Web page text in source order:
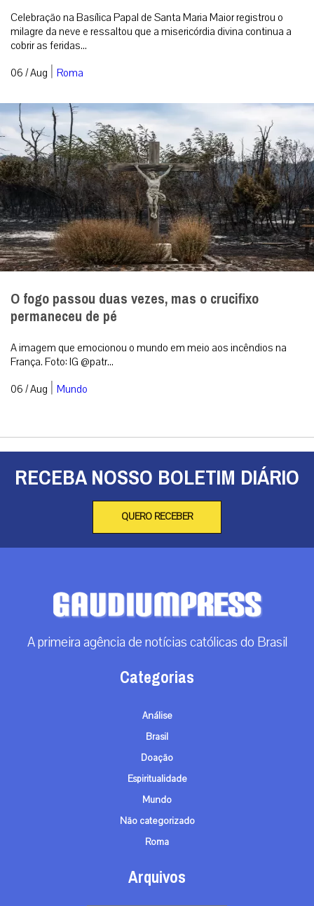
Celebração na Basílica Papal de Santa Maria Maior registrou o
milagre da neve e ressaltou que a misericórdia divina continua a
cobrir as feridas...
06 / Aug | Roma
O fogo passou duas vezes, mas o crucifixo
permaneceu de pé
A imagem que emocionou o mundo em meio aos incêndios na
França. Foto: IG @patr...
06 / Aug | Mundo
RECEBA NOSSO BOLETIM DIÁRIO
QUERO RECEBER
A primeira agência de notícias católicas do Brasil
Categorias
Análise
Brasil
Doação
Espiritualidade
Mundo
Não categorizado
Roma
Arquivos